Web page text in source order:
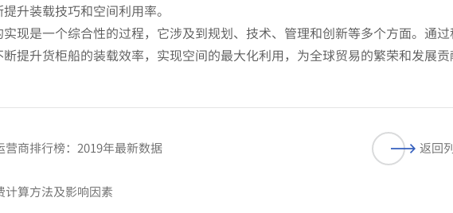
升装载技巧和空间利用率。
现是一个综合性的过程，它涉及到规划、技术、管理和创新等多个方面。通
提升货柜船的装载效率，实现空间的最大化利用，为全球贸易的繁荣和发展
商排行榜：2019年最新数据
计算方法及影响因素
返回